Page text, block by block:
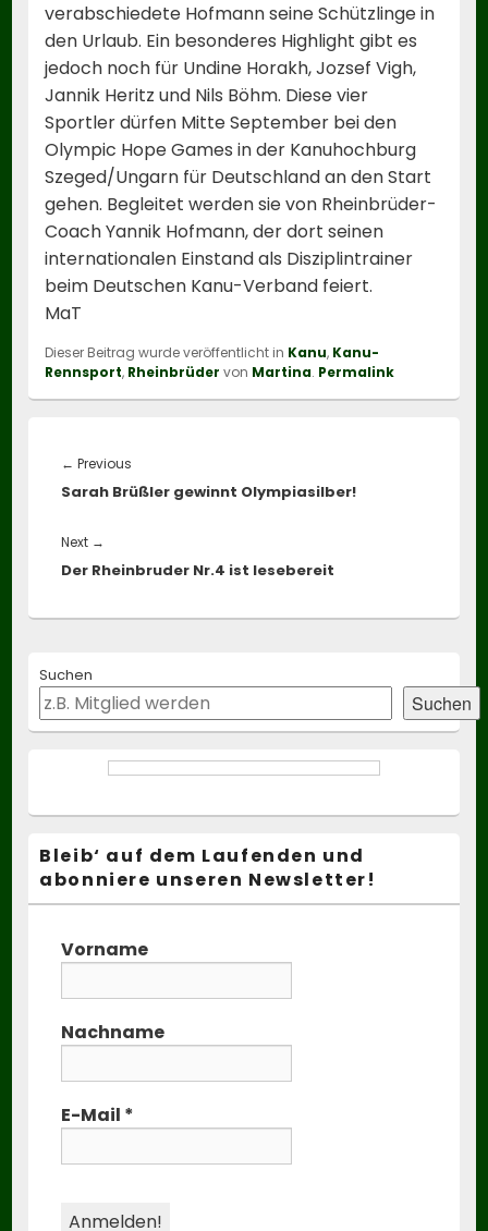
verabschiedete Hofmann seine Schützlinge in
den Urlaub. Ein besonderes Highlight gibt es
jedoch noch für Undine Horakh, Jozsef Vigh,
Jannik Heritz und Nils Böhm. Diese vier
Sportler dürfen Mitte September bei den
Olympic Hope Games in der Kanuhochburg
Szeged/Ungarn für Deutschland an den Start
gehen. Begleitet werden sie von Rheinbrüder-
Coach Yannik Hofmann, der dort seinen
internationalen Einstand als Disziplintrainer
beim Deutschen Kanu-Verband feiert.
MaT
Dieser Beitrag wurde veröffentlicht in Kanu, Kanu-
Rennsport, Rheinbrüder von Martina. Permalink
← Previous
post:
Sarah Brüßler gewinnt Olympiasilber!
Next →
post:
Der Rheinbruder Nr.4 ist lesebereit
Sidebar
Widget
Area
Suchen
Suchen
Bleib‘ auf dem Laufenden und
abonniere unseren Newsletter!
Vorname
Nachname
E-Mail *